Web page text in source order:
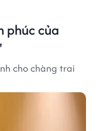
phúc của
cho chàng trai